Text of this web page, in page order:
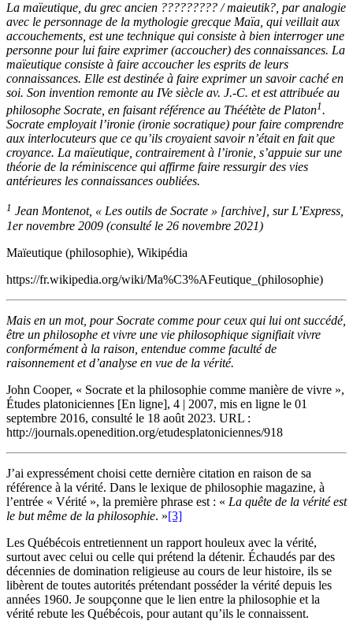
La maïeutique, du grec ancien ????????? / maieutik?, par analogie
avec le personnage de la mythologie grecque Maïa, qui veillait aux
accouchements, est une technique qui consiste à bien interroger une
personne pour lui faire exprimer (accoucher) des connaissances. La
maïeutique consiste à faire accoucher les esprits de leurs
connaissances. Elle est destinée à faire exprimer un savoir caché en
soi. Son invention remonte au IVe siècle av. J.-C. et est attribuée au
philosophe Socrate, en faisant référence au Théétète de Platon1.
Socrate employait l’ironie (ironie socratique) pour faire comprendre
aux interlocuteurs que ce qu’ils croyaient savoir n’était en fait que
croyance. La maïeutique, contrairement à l’ironie, s’appuie sur une
théorie de la réminiscence qui affirme faire ressurgir des vies
antérieures les connaissances oubliées.
1 Jean Montenot, « Les outils de Socrate » [archive], sur L’Express,
1er novembre 2009 (consulté le 26 novembre 2021)
Maïeutique (philosophie), Wikipédia
https://fr.wikipedia.org/wiki/Ma%C3%AFeutique_(philosophie)
Mais en un mot, pour Socrate comme pour ceux qui lui ont succédé,
être un philosophe et vivre une vie philosophique signifiait vivre
conformément à la raison, entendue comme faculté de
raisonnement et d’analyse en vue de la vérité.
John Cooper, « Socrate et la philosophie comme manière de vivre »,
Études platoniciennes [En ligne], 4 | 2007, mis en ligne le 01
septembre 2016, consulté le 18 août 2023. URL :
http://journals.openedition.org/etudesplatoniciennes/918
J’ai expressément choisi cette dernière citation en raison de sa
référence à la vérité. Dans le lexique de philosophie magazine, à
l’entrée « Vérité », la première phrase est : « La quête de la vérité est
le but même de la philosophie. »[3]
Les Québécois entretiennent un rapport houleux avec la vérité,
surtout avec celui ou celle qui prétend la détenir. Échaudés par des
décennies de domination religieuse au cours de leur histoire, ils se
libèrent de toutes autorités prétendant posséder la vérité depuis les
années 1960. Je soupçonne que le lien entre la philosophie et la
vérité rebute les Québécois, pour autant qu’ils le connaissent.